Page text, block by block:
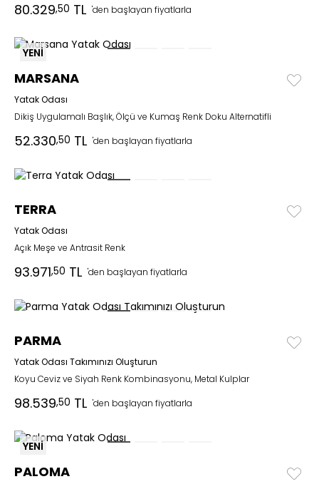
80.329,50 TL 'den başlayan fiyatlarla
YENİ
MARSANA
Yatak Odası
Dikiş Uygulamalı Başlık, Ölçü ve Kumaş Renk Doku Alternatifli
52.330,50 TL 'den başlayan fiyatlarla
TERRA
Yatak Odası
Açık Meşe ve Antrasit Renk
93.971,50 TL 'den başlayan fiyatlarla
PARMA
Yatak Odası Takımınızı Oluşturun
Koyu Ceviz ve Siyah Renk Kombinasyonu, Metal Kulplar
98.539,50 TL 'den başlayan fiyatlarla
YENİ
PALOMA